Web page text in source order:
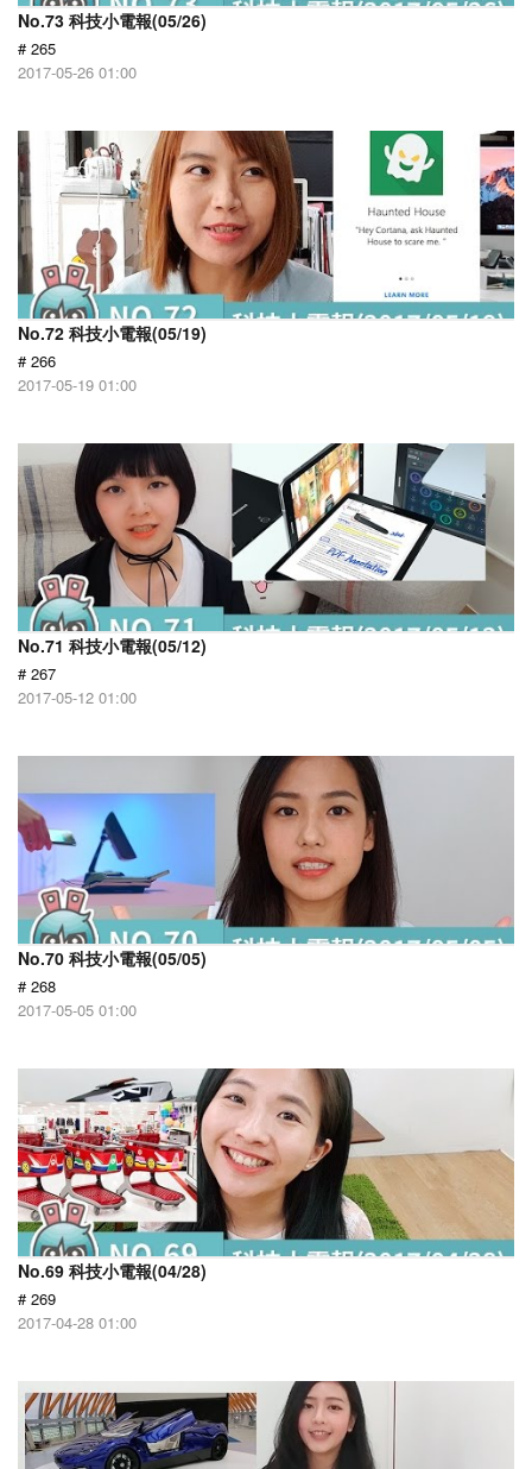
No.73 科技小電報(05/26)
# 265
2017-05-26 01:00
No.72 科技小電報(05/19)
# 266
2017-05-19 01:00
No.71 科技小電報(05/12)
# 267
2017-05-12 01:00
No.70 科技小電報(05/05)
# 268
2017-05-05 01:00
No.69 科技小電報(04/28)
# 269
2017-04-28 01:00